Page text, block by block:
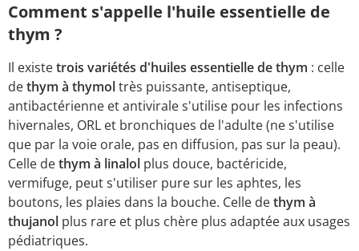
Comment s'appelle l'huile essentielle de
thym ?
Il existetrois variétés d'huiles essentielle de thym : celle
dethym à thymoltrès puissante, antiseptique,
antibactérienne et antivirale s'utilise pour les infections
hivernales, ORL et bronchiques de l'adulte (ne s'utilise
que par la voie orale, pas en diffusion, pas sur la peau).
Celle dethym à linalol plus douce, bactéricide,
vermifuge, peut s'utiliser pure sur les aphtes, les
boutons, les plaies dans la bouche. Celle dethym à
thujanol plus rare et plus chère plus adaptée aux usages
pédiatriques.